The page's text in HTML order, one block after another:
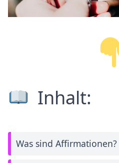
Inhalt:
Was sind Affirmationen?